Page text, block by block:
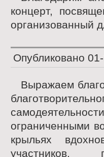
концерт,
организованный
Опубликовано
Выражаем
ограниченными
крыльях
участников,